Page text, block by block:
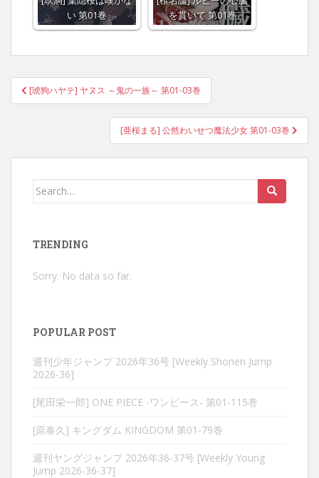
い 第01巻
を貫いて 第01巻
Post
navigation
[琥狗ハヤテ] ヤヌス ～鬼の一族～ 第01-03巻
[亜桜まる] 公然わいせつ魔法少女 第01-03巻
Search
TRENDING
Sorry. No data so far.
POPULAR POST
週刊少年ジャンプ 2026年36号 [Weekly Shonen Jump
2026-36]
[尾田栄一郎] ONE PIECE -ワンピース- 第01-115巻
[原泰久] キングダム KINGDOM 第01-79巻
週刊ヤングジャンプ 2026年36-37号 [Weekly Young
Jump 2026-36-37]